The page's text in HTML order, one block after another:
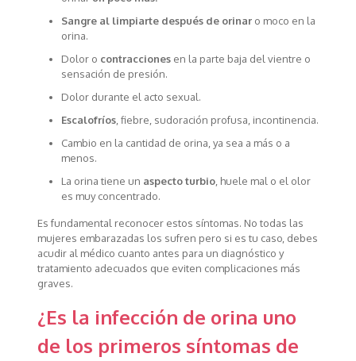
Sangre al limpiarte después de orinaro moco en la
orina.
Dolor o contracciones en la parte baja del vientre o
sensación de presión.
Dolor durante el acto sexual.
Escalofríos, fiebre, sudoración profusa, incontinencia.
Cambio en la cantidad de orina, ya sea a más o a
menos.
La orina tiene un aspecto turbio, huele mal o el olor
es muy concentrado.
Es fundamental reconocer estos síntomas. No todas las
mujeres embarazadas los sufren pero si es tu caso, debes
acudir al médico cuanto antes para un diagnóstico y
tratamiento adecuados que eviten complicaciones más
graves.
¿Es la infección de orina uno
de los primeros síntomas de